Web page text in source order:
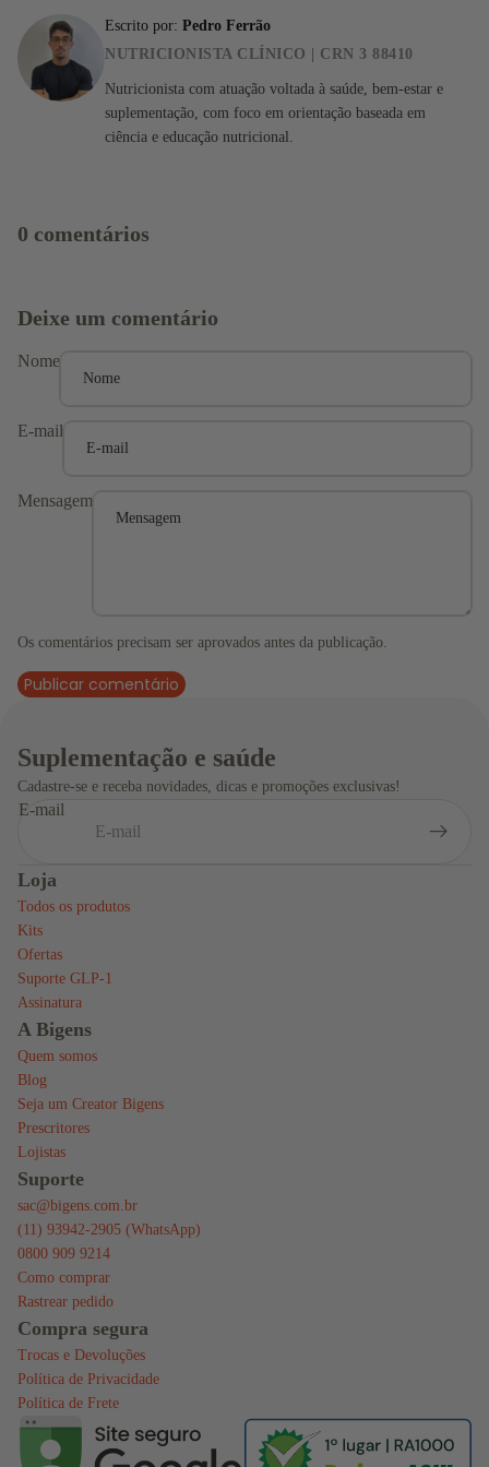
de
Neuroló
gico
Natal
Mulher
Mais vendidos
Escrito por: Pedro Ferrão
NUTRICIONISTA CLÍNICO | CRN 3 88410
Nutricionista com atuação voltada à saúde, bem-estar e
suplementação, com foco em orientação baseada em
ciência e educação nutricional.
0 comentários
Deixe um comentário
Nome
E-mail
Mensagem
Os comentários precisam ser aprovados antes da publicação.
Publicar comentário
Suplementação e saúde
Cadastre-se e receba novidades, dicas e promoções exclusivas!
E-mail
Loja
Todos os produtos
Kits
Ofertas
Suporte GLP-1
Assinatura
A Bigens
Quem somos
Blog
Seja um Creator Bigens
Prescritores
Lojistas
Suporte
sac@bigens.com.br
(11) 93942-2905 (WhatsApp)
0800 909 9214
Como comprar
Rastrear pedido
Compra segura
Trocas e Devoluções
Política de Privacidade
Política de Frete